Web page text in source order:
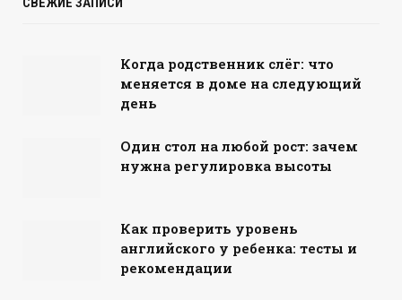
Когда родственник слёг: что
меняется в доме на следующий
день
Один стол на любой рост: зачем
нужна регулировка высоты
Как проверить уровень
английского у ребенка: тесты и
рекомендации